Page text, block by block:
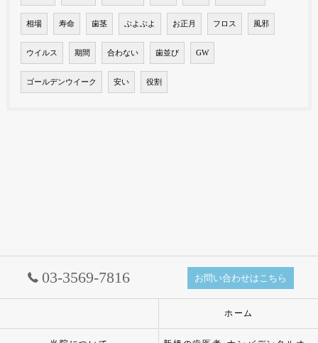
相場 寿命 歯茎 ぶよぶよ お正月 フロス 風邪
ウイルス 期間 合わない 歯並び GW
ゴールデンウイーク 安い 役割
03-3569-7816 お問い合わせはこちら
ホーム